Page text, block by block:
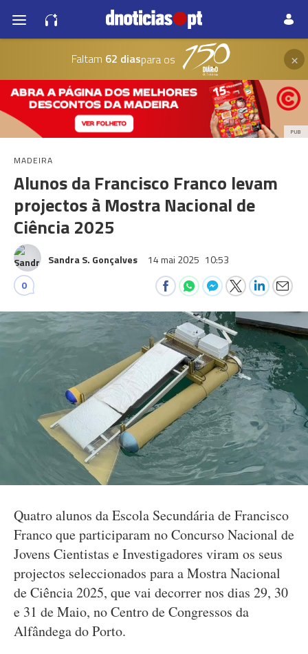
Faltam 62 diaspara os ×
PUB
MADEIRA
Alunos da Francisco Franco levam
projectos à Mostra Nacional de
Ciência 2025
Sandra S. Gonçalves 14 mai 2025 10:53
0
Quatro alunos da Escola Secundária de Francisco
Franco que participaram no Concurso Nacional de
Jovens Cientistas e Investigadores viram os seus
projectos seleccionados para a Mostra Nacional
de Ciência 2025, que vai decorrer nos dias 29, 30
e 31 de Maio, no Centro de Congressos da
Alfândega do Porto.